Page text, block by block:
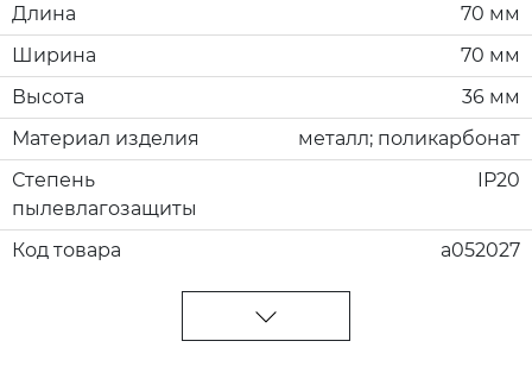
Длина
70 мм
Ширина
70 мм
Высота
36 мм
Материал изделия
металл; поликарбонат
Степень
пылевлагозащиты
IP20
Код товара a052027